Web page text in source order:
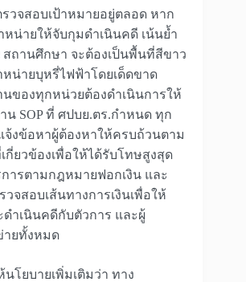
วจสอบเป้าหมายอยู่ตลอด หาก
น่ายให้จับกุมดำเนินคดี เน้นย้ำ
สถานศึกษา จะต้องเป็นพื้นที่สีขาว
น่ายบุหรี่ไฟฟ้าโดยเด็ดขาด
ของทุกหน่วยต้องดำเนินการให้
น SOP ที่ ศปบย.ตร.กำหนด ทุก
งข้อหาผู้ต้องหาให้ครบถ้วนตาม
ยวข้องเพื่อให้ได้รับโทษสูงสุด
ารตามกฎหมายฟอกเงิน และ
จสอบเส้นทางการเงินเพื่อให้
ำเนินคดีกับตัวการ และผู้
ายทั้งหมด
นโยบายเพิ่มเติมว่า ทาง